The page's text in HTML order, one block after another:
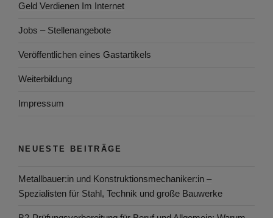
Geld Verdienen Im Internet
Jobs – Stellenangebote
Veröffentlichen eines Gastartikels
Weiterbildung
Impressum
NEUESTE BEITRÄGE
Metallbauer:in und Konstruktionsmechaniker:in –
Spezialisten für Stahl, Technik und große Bauwerke